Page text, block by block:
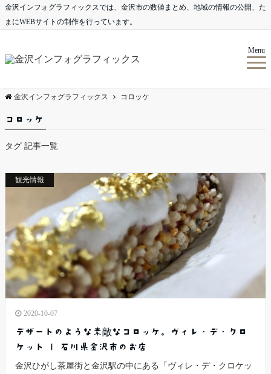
金沢インフォグラフィックスでは、金沢市の数値まとめ、地域の情報の公開、た
まにWEBサイトの制作を行っています。
Menu
金沢インフォグラフィックス コロッケ
コロッケ
タグ 記事一覧
観光情報
2020-10-07
デザートのような素敵なコロッケ。ヴィレ・デ・クロ
ケット | 石川県金沢市のお店
金沢ひがし茶屋街と金沢駅の中にある「ヴィレ・デ・クロケッ